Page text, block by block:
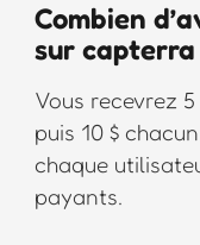
Combien
sur capterra
Vous recevrez
puis 10 $
chaque
payants.